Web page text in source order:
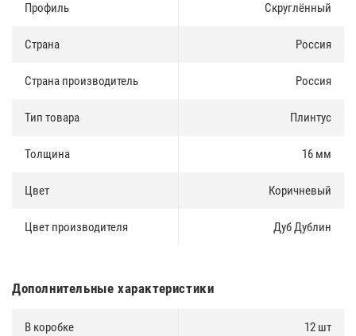
Профиль Скруглённый
Страна Россия
Страна производитель Россия
Тип товара Плинтус
Толщина 16 мм
Цвет Коричневый
Цвет производителя Дуб Дублин
Дополнительные характеристики
В коробке 12 шт